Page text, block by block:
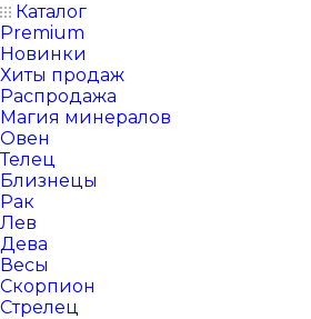
Каталог
Premium
Новинки
Хиты продаж
Распродажа
Магия минералов
Овен
Телец
Близнецы
Рак
Лев
Дева
Весы
Скорпион
Стрелец